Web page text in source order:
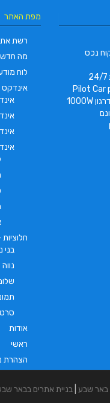
מפת האתר
רשת
מה חדש
לוח
אינדקס
בני
נווה
אודות
ראשי
הצהרת
נכס
באר שבע בניית אתרים בבאר